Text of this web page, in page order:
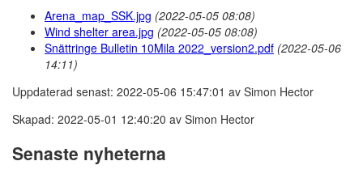
Arena_map_SSK.jpg (2022-05-05 08:08)
Wind shelter area.jpg (2022-05-05 08:08)
Snättringe Bulletin 10Mila 2022_version2.pdf (2022-05-06
14:11)
Uppdaterad senast: 2022-05-06 15:47:01 av Simon Hector
Skapad: 2022-05-01 12:40:20 av Simon Hector
Senaste nyheterna